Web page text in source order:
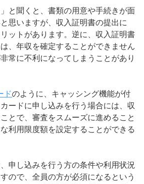
」と聞くと、書類の用意や手続きが面
思いますが、収入証明書の提出に
ットがあります。逆に、収入証明書
、年収を確定することができません
常に不利になってしまうことがあり
ドのように、キャッシング機能が付
ードに申し込みを行う場合には、収
とで、審査をスムーズに進めること
利用限度額を設定することができる
申し込みを行う方の条件や利用状況
ので、全員の方が必須になるという